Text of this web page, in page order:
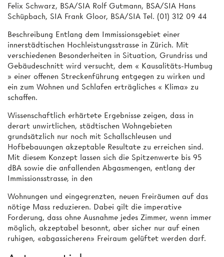
Felix Schwarz, BSA/SIA Rolf Gutmann, BSA/SIA Hans
Schüpbach, SIA Frank Gloor, BSA/SIA Tel. (01) 312 09 44
Beschreibung Entlang dem Immissionsgebiet einer
innerstädtischen Hochleistungsstrasse in Zürich. Mit
verschiedenen Besonderheiten in Situation, Grundriss und
Gebäudeschnitt wird versucht, dem « Kausalitäts-Humbug
» einer offenen Streckenführung entgegen zu wirken und
ein zum Wohnen und Schlafen erträgliches « Klima» zu
schaffen.
Wissenschaftlich erhärtete Ergebnisse zeigen, dass in
derart unwirtlichen, städtischen Wohngebieten
grundsätzlich nur noch mit Schallschleusen und
Hofbebauungen akzeptable Resultate zu erreichen sind.
Mit diesem Konzept lassen sich die Spitzenwerte bis 95
dBA sowie die anfallenden Abgasmengen, entlang der
Immissionsstrasse, in den
Wohnungen und eingegrenzten, neuen Freiräumen auf das
nötige Mass reduzieren. Dabei gilt die imperative
Forderung, dass ohne Ausnahme jedes Zimmer, wenn immer
möglich, akzeptabel besonnt, aber sicher nur auf einen
ruhigen, «abgassicheren» Freiraum gelüftet werden darf.